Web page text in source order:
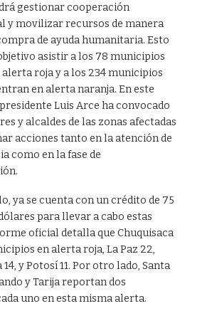
gestionar cooperación
y movilizar recursos de manera
de ayuda humanitaria. Esto
asistir a los 78 municipios
alerta roja y a los 234 municipios
en alerta naranja. En este
Luis Arce ha convocado
y alcaldes de las zonas afectadas
acciones tanto en la atención de
como en la fase de
ya se cuenta con un crédito de 75
para llevar a cabo estas
oficial detalla que Chuquisaca
en alerta roja, La Paz 22,
y Potosí 11. Por otro lado, Santa
y Tarija reportan dos
uno en esta misma alerta.